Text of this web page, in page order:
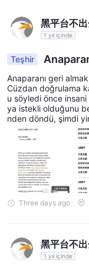
capital.com
Capital.com'nun
tasarlanmıştır.
alır ve bu ücretler
değişir. Daha fazla
Eğitim
Capital.com, web
kapsamlı bir eğitim
becerilerini ve
bulabilirler. Teknik
Ayrıca, tüccarların
edinebileceği "Pazar
黑平台不
1 yıl içinde
Teşhir
rman gerekiyor,
Anaparanı geri
Cüzdan doğrulama
u söyledi önce insani
ya istekli olduğunu
nden döndü, şimdi
ma ücreti olarak on
li bir Seyşeller
üşteri hesapları için
n mu? Herkes bilgiyi
Three days ago
黑平台不
1 yıl içinde